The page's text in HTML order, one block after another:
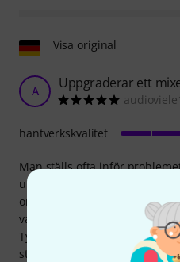
Visa original
A Uppgraderar ett
Man ställs ofta inför
uppställda på FOH är för låga
ordentligt vid skrivbordet
vara trevligt om du kunde
Tyvärr tillverkas fodralen alltid
standard, vilket gör saken
hantverkskvalitet